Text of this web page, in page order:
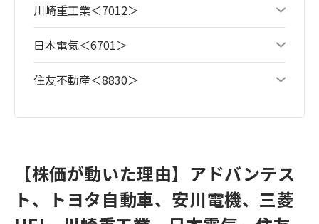
川崎重工業＜7012＞
日本電気＜6701＞
住友不動産＜8830＞
【株価が動いた理由】アドバンテス
ト、トヨタ自動車、安川電機、三菱